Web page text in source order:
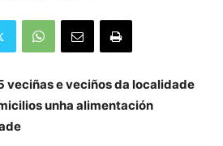
veciñas e veciños da localidade
unha alimentación